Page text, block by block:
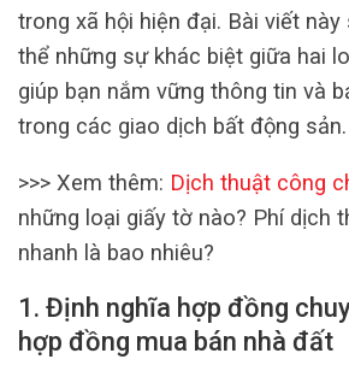
trong xã hội hiện đại. Bài viết
thể những sự khác biệt giữa hai
giúp bạn nắm vững thông tin và
trong các giao dịch bất động sản.
>>> Xem thêm: Dịch thuật công
những loại giấy tờ nào? Phí dịch
nhanh là bao nhiêu?
1. Định nghĩa hợp đồng
hợp đồng mua bán nhà đất